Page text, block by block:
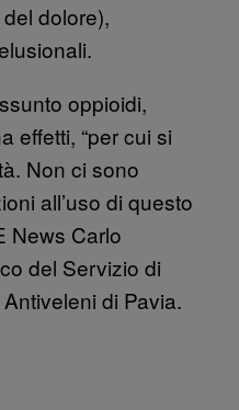
dolore),
oppioidi,
effetti, “per cui si
Non ci sono
all’uso di questo
News Carlo
del Servizio di
di Pavia.